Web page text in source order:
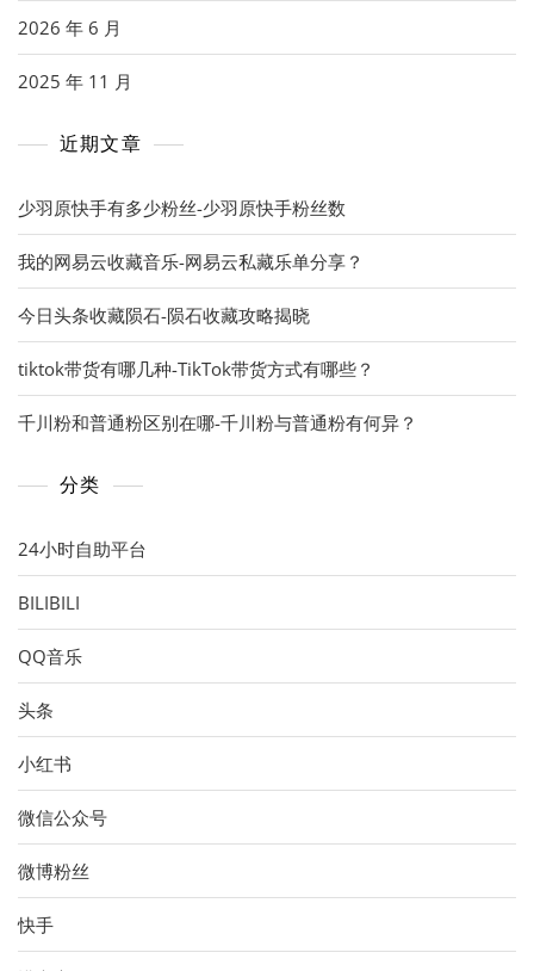
2026 年 6 月
2025 年 11 月
近期文章
少羽原快手有多少粉丝-少羽原快手粉丝数
我的网易云收藏音乐-网易云私藏乐单分享？
今日头条收藏陨石-陨石收藏攻略揭晓
tiktok带货有哪几种-TikTok带货方式有哪些？
千川粉和普通粉区别在哪-千川粉与普通粉有何异？
分类
24小时自助平台
BILIBILI
QQ音乐
头条
小红书
微信公众号
微博粉丝
快手